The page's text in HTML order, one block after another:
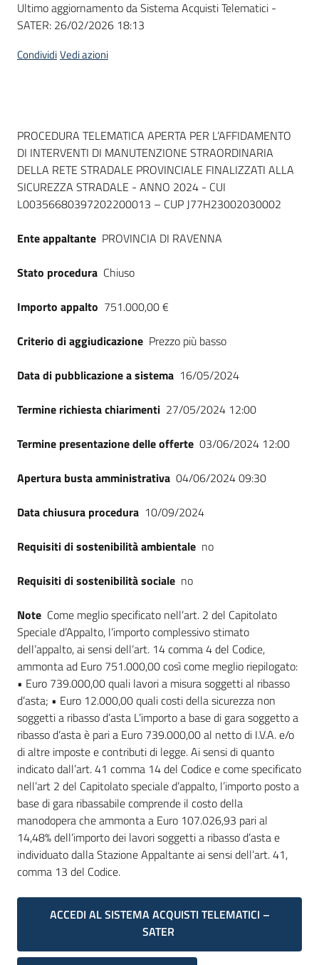
Ultimo aggiornamento da Sistema Acquisti Telematici -
SATER: 26/02/2026 18:13
CondividiVedi azioni
Dati del bando
PROCEDURA TELEMATICA APERTA PER L’AFFIDAMENTO
DI INTERVENTI DI MANUTENZIONE STRAORDINARIA
DELLA RETE STRADALE PROVINCIALE FINALIZZATI ALLA
SICUREZZA STRADALE - ANNO 2024 - CUI
L00356680397202200013 – CUP J77H23002030002
Ente appaltante PROVINCIA DI RAVENNA
Stato procedura Chiuso
Importo appalto 751.000,00 €
Criterio di aggiudicazione Prezzo più basso
Data di pubblicazione a sistema 16/05/2024
Termine richiesta chiarimenti 27/05/2024 12:00
Termine presentazione delle offerte 03/06/2024 12:00
Apertura busta amministrativa 04/06/2024 09:30
Data chiusura procedura 10/09/2024
Requisiti di sostenibilità ambientale no
Requisiti di sostenibilità sociale no
Note Come meglio specificato nell’art. 2 del Capitolato
Speciale d’Appalto, l’importo complessivo stimato
dell’appalto, ai sensi dell’art. 14 comma 4 del Codice,
ammonta ad Euro 751.000,00 così come meglio riepilogato:
• Euro 739.000,00 quali lavori a misura soggetti al ribasso
d’asta; • Euro 12.000,00 quali costi della sicurezza non
soggetti a ribasso d’asta L’importo a base di gara soggetto a
ribasso d’asta è pari a Euro 739.000,00 al netto di I.V.A. e/o
di altre imposte e contributi di legge. Ai sensi di quanto
indicato dall’art. 41 comma 14 del Codice e come specificato
nell’art 2 del Capitolato speciale d’appalto, l’importo posto a
base di gara ribassabile comprende il costo della
manodopera che ammonta a Euro 107.026,93 pari al
14,48% dell’importo dei lavori soggetti a ribasso d’asta e
individuato dalla Stazione Appaltante ai sensi dell’art. 41,
comma 13 del Codice.
ACCEDI AL SISTEMA ACQUISTI TELEMATICI –
SATER